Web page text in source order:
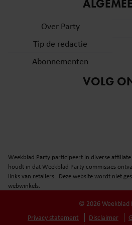
partners kunnen deze gegevens
verzameld op basis van uw
gaat akkoord met onze cookies
Over Party
Tip de redactie
Abonnementen
VOLG
Weekblad Party participeert in diverse
houdt in dat Weekblad Party commissies
links van retailers. Deze website wordt niet
webwinkels.
© 2026 Weekblad
Privacy statement
Disclaimer